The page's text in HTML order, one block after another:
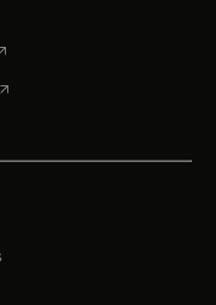
una pestaña nueva
abre en una pestaña
abre en una pestaña